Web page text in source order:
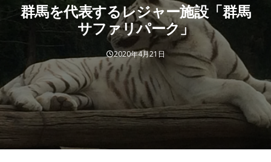
群馬を代表するレジャー施設「群馬
サファリパーク」
2020年4月21日